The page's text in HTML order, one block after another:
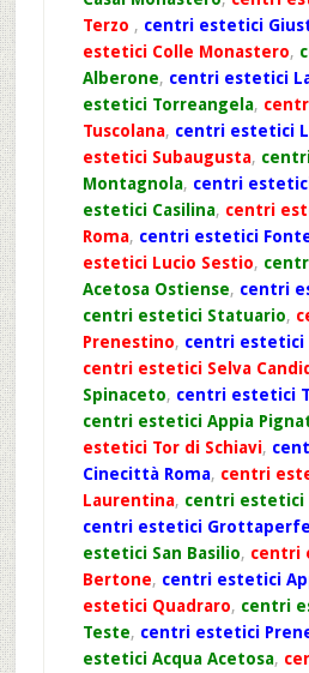
Terzo , centri estetici
estetici Colle Monastero,
Alberone, centri estetici
estetici Torreangela,
Tuscolana, centri estetici
estetici Subaugusta,
Montagnola, centri
estetici Casilina, centri
Roma, centri estetici
estetici Lucio Sestio,
Acetosa Ostiense, centri
centri estetici Statuario,
Prenestino, centri estetici
centri estetici Selva
Spinaceto, centri estetici
centri estetici Appia
estetici Tor di Schiavi,
Cinecittà Roma, centri
Laurentina, centri estetici
centri estetici
estetici San Basilio, centri
Bertone, centri estetici
estetici Quadraro, centri
Teste, centri estetici
estetici Acqua Acetosa,